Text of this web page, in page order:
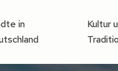
in
Kultur